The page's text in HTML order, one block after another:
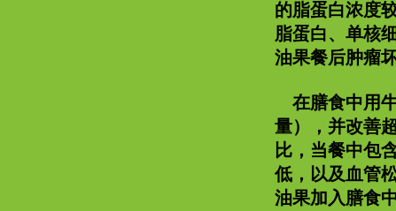
的脂蛋白浓度
脂蛋白、单核
油果餐后肿瘤
在膳食中用
量），并改善
比，当餐中包
低，以及血管
油果加入膳食